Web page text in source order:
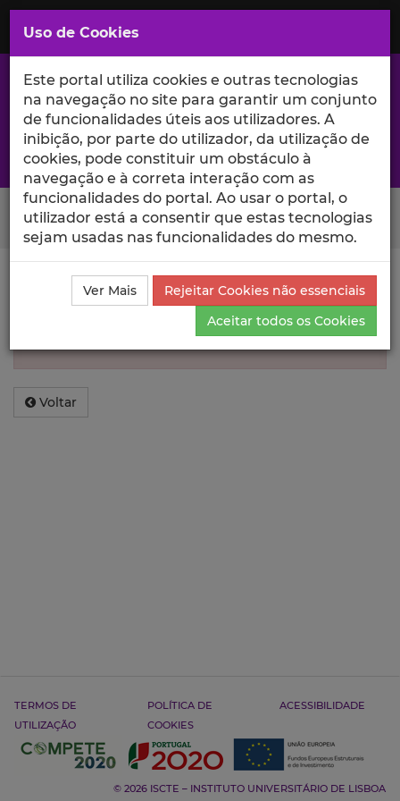
Saltar
para
Conteúdo
Principal
A excelência da investigação e ciência no Iscte
Search Button
Informação inválida
Não foi encontrada informação sobre esse
Voltar
TERMOS DE
UTILIZAÇÃO
POLÍTICA DE
COOKIES
ACESSIBILIDADE
© 2026 ISCTE – INSTITUTO UNIVERSITÁRIO DE LISBOA
Uso de Cookies
Este portal utiliza cookies e outras tecnologias
na navegação no site para garantir um conjunto
de funcionalidades úteis aos utilizadores. A
inibição, por parte do utilizador, da utilização de
cookies, pode constituir um obstáculo à
navegação e à correta interação com as
funcionalidades do portal. Ao usar o portal, o
utilizador está a consentir que estas tecnologias
sejam usadas nas funcionalidades do mesmo.
Ver Mais
Rejeitar Cookies não essenciais
Aceitar todos os Cookies